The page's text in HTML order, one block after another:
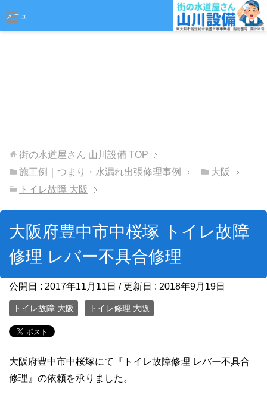
メニュ
街の水道屋さん 山川設備 TOP
施工例｜つまり・水漏れ出張修理事例
大阪
トイレ故障 大阪
大阪府豊中市中桜塚 トイレ故障
修理 レバー不具合修理
公開日 : 2017年11月11日 / 更新日 : 2018年9月19日
トイレ故障 大阪 トイレ修理 大阪
大阪府豊中市中桜塚にて『トイレ故障修理 レバー不具合
修理』の依頼を承りました。